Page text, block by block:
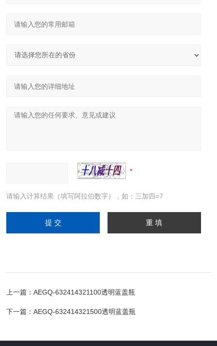
请输入计算结果（填写阿拉伯数字），如：三加四=7
上一篇：AEGQ-632414321100透明蓝盖瓶
下一篇：AEGQ-632414321500透明蓝盖瓶